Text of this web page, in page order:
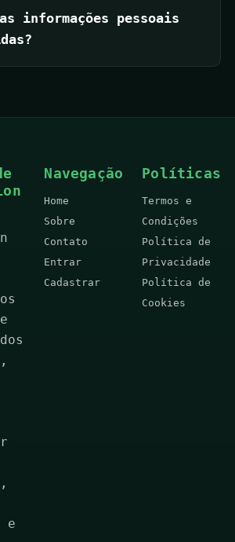
informações pessoais
e
Navegação
Home
Sobre
Contato
Entrar
Cadastrar
Políticas
Termos e
Condições
Política de
Privacidade
Política de
Cookies